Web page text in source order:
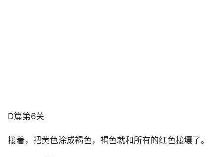
D篇第6关
接着，把黄色涂成褐色，褐色就和所有的红色接壤了。